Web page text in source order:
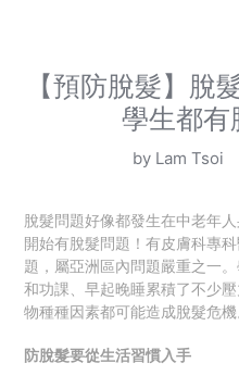
【預防脫髮】脫
學生都有
by Lam Tsoi
脫髮問題好像都發生在中老年
開始有脫髮問題！ 有皮膚科專
題，屬亞洲區內問題嚴重之一。
和功課、早起晚睡累積了不少
物種種因素都可能造成脫髮危機
防脫髮要從生活習慣入手